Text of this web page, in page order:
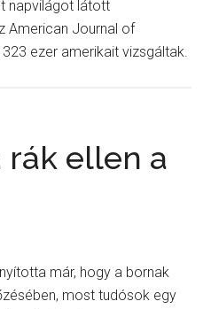
napvilágot látott
American Journal of
ezer amerikait vizsgáltak.
rák ellen a
már, hogy a bornak
most tudósok egy